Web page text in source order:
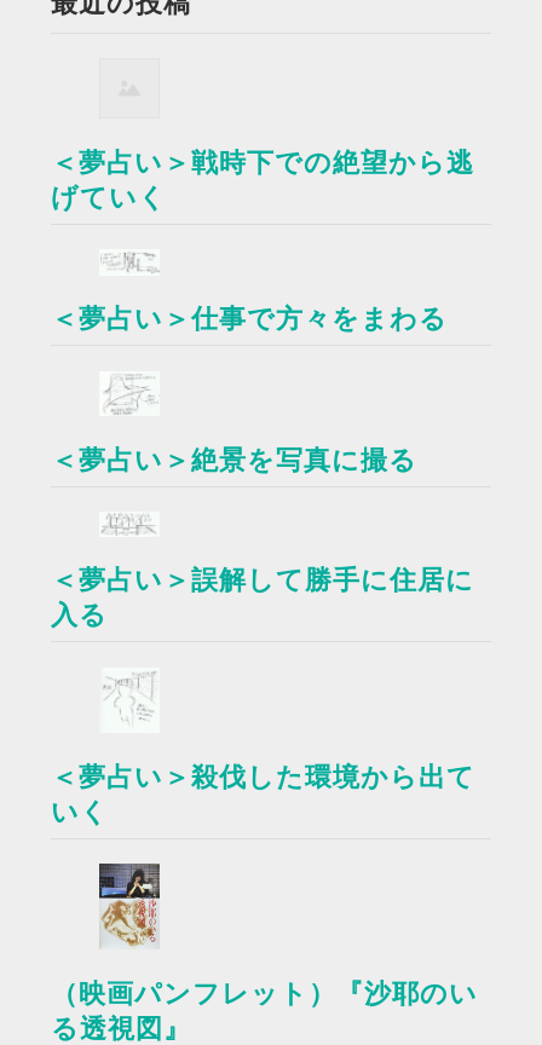
＜夢占い＞戦時下での絶望から逃
げていく
＜夢占い＞仕事で方々をまわる
＜夢占い＞絶景を写真に撮る
＜夢占い＞誤解して勝手に住居に
入る
＜夢占い＞殺伐した環境から出て
いく
（映画パンフレット）『沙耶のい
る透視図』